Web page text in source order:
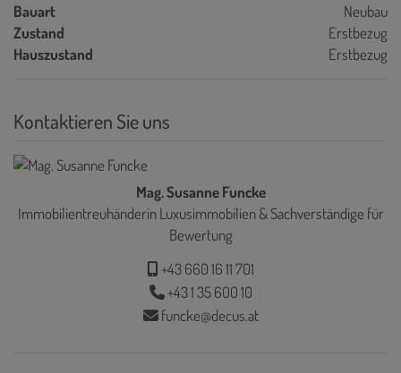
Bauart
Neubau
Zustand
Erstbezug
Hauszustand
Erstbezug
Kontaktieren Sie uns
Mag. Susanne Funcke
Immobilientreuhänderin Luxusimmobilien & Sachverständige für
Bewertung
+43 660 16 11 701
+43 1 35 600 10
funcke@decus.at